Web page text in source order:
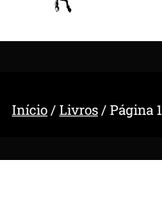
Início /Livros / Página 1